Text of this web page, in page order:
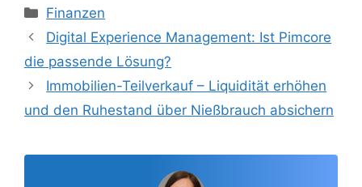
Kategorien
Finanzen
Digital Experience Management: Ist Pimcore
die passende Lösung?
Immobilien-Teilverkauf – Liquidität erhöhen
und den Ruhestand über Nießbrauch absichern